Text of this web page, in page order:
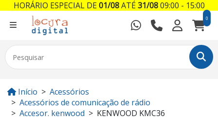
0
Início
Acessórios
Acessórios de comunicação de rádio
Accesor. kenwood
KENWOOD KMC36
HORÁRIO ESPECIAL DE01/08ATÉ31/0809:00 - 15:00